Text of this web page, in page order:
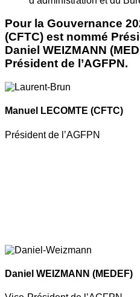
Pour la Gouvernance
(CFTC) est nommé
Daniel WEIZMANN
Président de l’AGFPN.
Manuel LECOMTE (CFTC)
Président de l’AGFPN
Daniel WEIZMANN (MEDEF)